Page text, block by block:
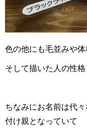
色の他にも毛並みや
そして描いた人の性
ちなみにお名前は代
付け親となっていて